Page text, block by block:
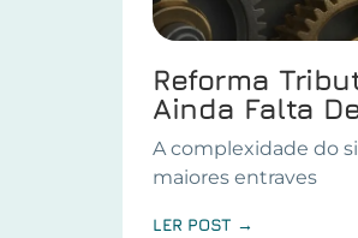
Reforma
Ainda Falta
A complexidade do
maiores entraves
LER POST →